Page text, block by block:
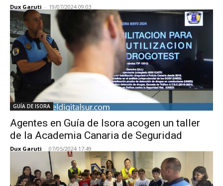
Dux Garuti - 19/07/2024 09:03
GUÍA DE ISORA
Agentes en Guía de Isora acogen un taller
de la Academia Canaria de Seguridad
Dux Garuti - 07/05/2024 17:49